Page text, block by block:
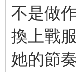
不是做
換上戰
她的節